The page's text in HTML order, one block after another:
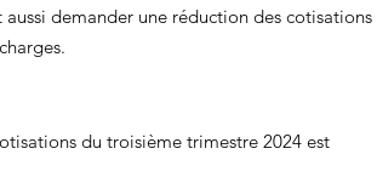
demander une réduction des cotisations
du troisième trimestre 2024 est